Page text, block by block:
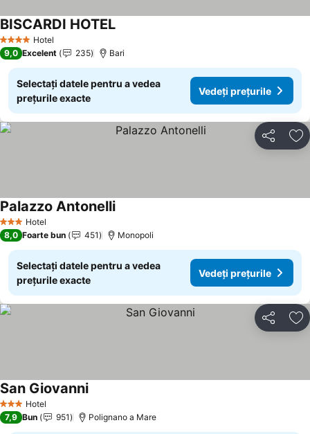
4 Stele Hotel
BISCARDI HOTELVedeți prețurile
9,0 Excelent 235 Bari
Selectați datele pentru a vedea
prețurile exacte
Vedeți prețurile
Distribuiți
3 SteleHotel
Palazzo AntonelliVedeți prețurile
8,0 Foarte bun 451 Monopoli
Selectați datele pentru a vedea
prețurile exacte
Vedeți prețurile
Distribuiți
3 SteleHotel
San GiovanniVedeți prețurile
7,9 Bun 951 Polignano a Mare